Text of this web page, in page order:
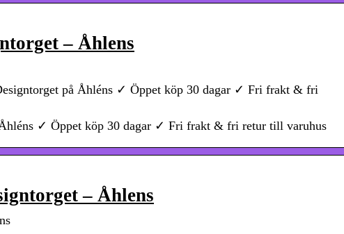
– Åhlens
på Åhléns ✓ Öppet köp 30 dagar ✓ Fri frakt & fri
✓ Öppet köp 30 dagar ✓ Fri frakt & fri retur till varuhus
– Åhlens